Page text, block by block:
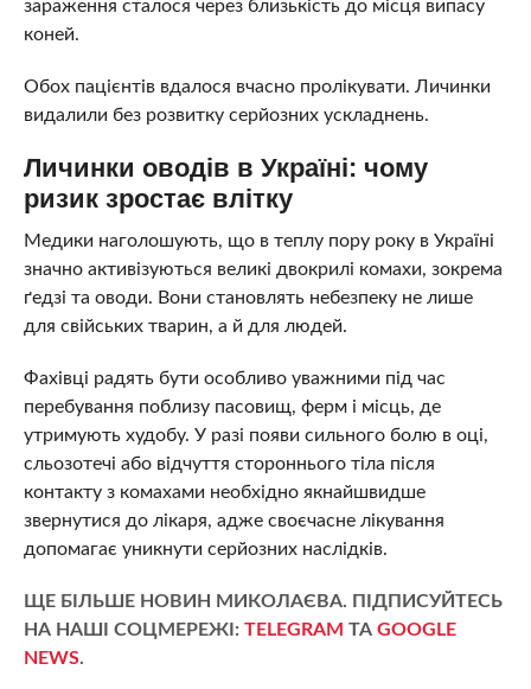
зараження сталося через близькість до місця випасу
коней.
Обох пацієнтів вдалося вчасно пролікувати. Личинки
видалили без розвитку серйозних ускладнень.
Личинки оводів в Україні: чому
ризик зростає влітку
Медики наголошують, що в теплу пору року в Україні
значно активізуються великі двокрилі комахи, зокрема
ґедзі та оводи. Вони становлять небезпеку не лише
для свійських тварин, а й для людей.
Фахівці радять бути особливо уважними під час
перебування поблизу пасовищ, ферм і місць, де
утримують худобу. У разі появи сильного болю в оці,
сльозотечі або відчуття стороннього тіла після
контакту з комахами необхідно якнайшвидше
звернутися до лікаря, адже своєчасне лікування
допомагає уникнути серйозних наслідків.
ЩЕ БІЛЬШЕ НОВИН МИКОЛАЄВА. ПІДПИСУЙТЕСЬ
НА НАШІ СОЦМЕРЕЖІ: TELEGRAM ТА GOOGLE
NEWS.